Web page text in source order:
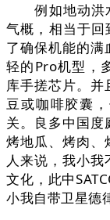
例如地动洪水
气概，相当于
了确保机能的满
轻的Pro机型，
库手搓芯片。
豆或咖啡胶囊
关。良多中国度
烤地瓜、烤肉、
人来说，我小
文化，此中
小我自带卫星德